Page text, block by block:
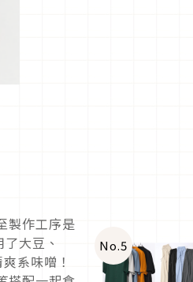
製作工序是
大豆、
系味噌！
No.5